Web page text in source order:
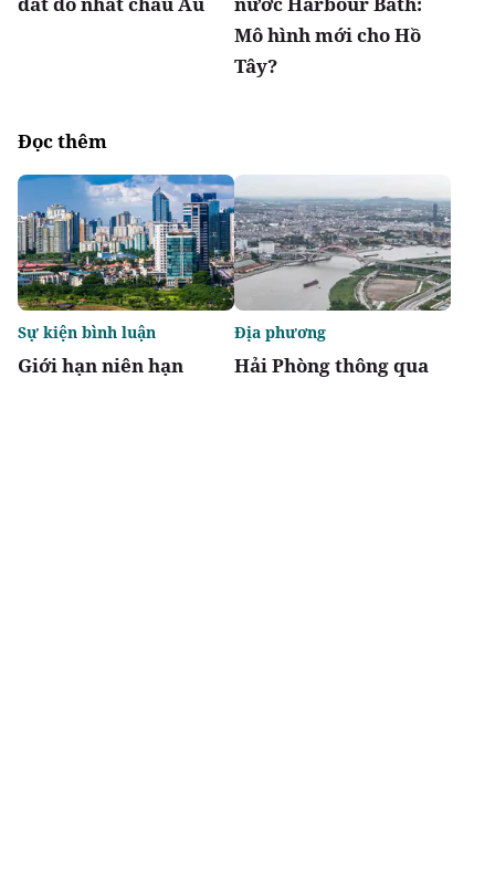
Mô hình mới cho Hồ
Tây?
Đọc thêm
Giới hạn niên hạn
Sự kiện bình luận
Hải Phòng thông qua
Địa phương